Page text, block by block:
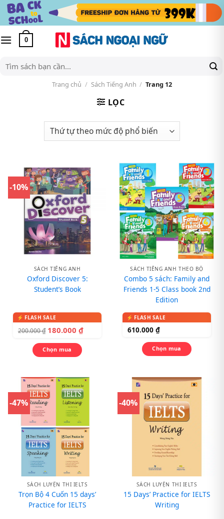
Skip
content
0
Tìm
kiếm:
Trang chủ / Sách Tiếng Anh / Trang 12
LỌC
-10%
SÁCH TIẾNG ANH
Oxford Discover 5:
Student’s Book
200.000₫ 180.000 ₫
Chọn mua
SÁCH TIẾNG ANH THEO BỘ
Combo 5 sách: Family and
Friends 1-5 Class book 2nd
Edition
610.000 ₫
Chọn mua
-47%
SÁCH LUYỆN THI IELTS
Trọn Bộ 4 Cuốn 15 days’
Practice for IELTS
-40%
SÁCH LUYỆN THI IELTS
15 Days’ Practice for IELTS
Writing